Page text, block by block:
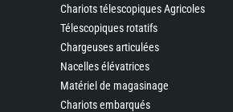
Chariots télescopiques Agricoles
Télescopiques rotatifs
Chargeuses articulées
Nacelles élévatrices
Matériel de magasinage
Chariots embarqués